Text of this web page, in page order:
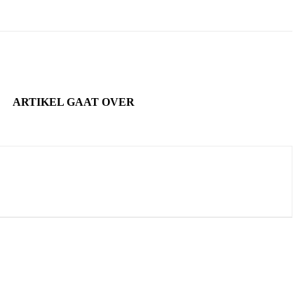
ARTIKEL GAAT OVER